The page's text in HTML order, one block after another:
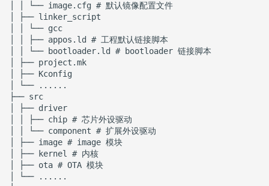
│ │ └── image.cfg # 默认镜像配置文件
│ ├── linker_script
│ │ └── gcc
│ │ ├── appos.ld # 工程默认链接脚本
│ │ └── bootloader.ld # bootloader 链接脚本
│ ├── project.mk
│ ├── Kconfig
│ └── ......
├── src
│ ├── driver
│ │ ├── chip # 芯片外设驱动
│ │ └── component # 扩展外设驱动
│ ├── image # image 模块
│ ├── kernel # 内核
│ ├── ota # OTA 模块
│ └── ......